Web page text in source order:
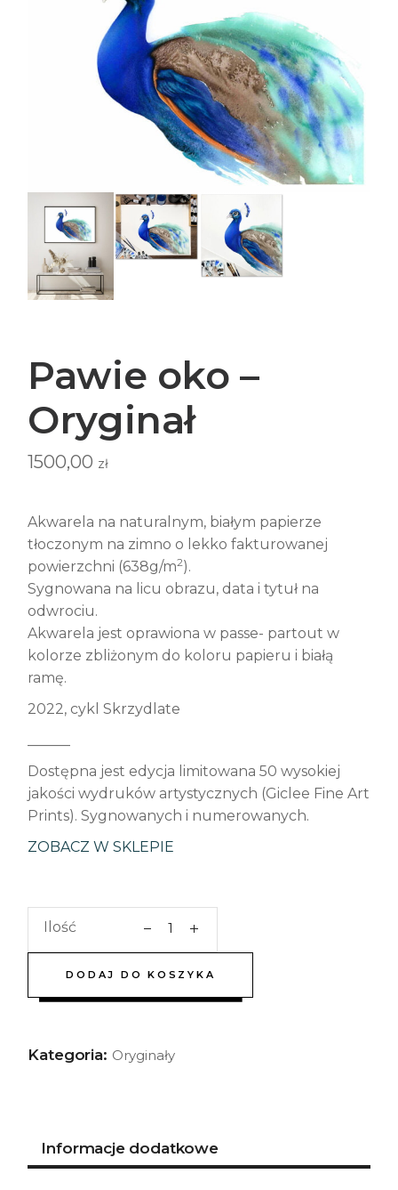
Pawie oko –
Oryginał
1500,00 zł
Akwarela na naturalnym, białym papierze
tłoczonym na zimno o lekko fakturowanej
powierzchni (638g/m2).
Sygnowana na licu obrazu, data i tytuł na
odwrociu.
Akwarela jest oprawiona w passe- partout w
kolorze zbliżonym do koloru papieru i białą
ramę.
2022, cykl Skrzydlate
Dostępna jest edycja limitowana 50 wysokiej
jakości wydruków artystycznych (Giclee Fine Art
Prints). Sygnowanych i numerowanych.
ZOBACZ W SKLEPIE
Ilość
DODAJ DO KOSZYKA
Kategoria: Oryginały
Informacje dodatkowe